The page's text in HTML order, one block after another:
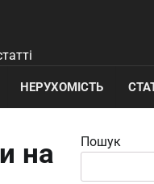
НЕРУХОМІСТЬ
на
Пошук